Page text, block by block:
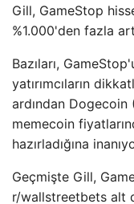
Gill, GameStop
%1.000'den fazla
Bazıları,
yatırımcıların
ardından Dogecoin
memecoin
hazırladığına
Geçmişte Gill,
r/wallstreetbets alt